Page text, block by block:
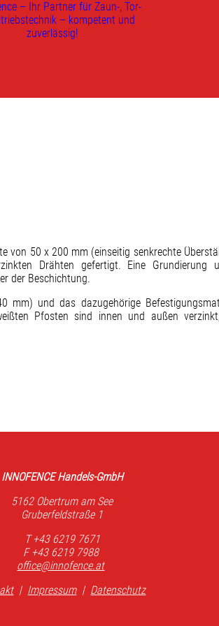
von 50 x 200 mm (einseitig senkrechte
Drähten gefertigt. Eine Grundierung
der Beschichtung.
und das dazugehörige
Pfosten sind innen und außen
INNOFENCE Handels-GmbH
5162 Obertrum am See
Gruberfeldstraße 1
T +43 6219 7671
F +43 6219 7988
office@innofence.at
| Impressum | Datenschutz